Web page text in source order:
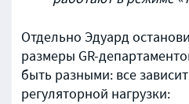
Отдельно Эдуард
размеры GR-
быть разными: все
регуляторной нагрузки: